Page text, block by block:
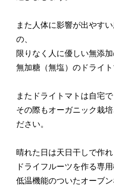
また人体に影響が出やす
の、
限りなく人に優しい無添加
無加糖（無塩）のドライト
またドライトマトは自宅で
その際もオーガニック栽
ださい。
晴れた日は天日干しで作れ
ドライフルーツを作る専
低温機能のついたオーブン